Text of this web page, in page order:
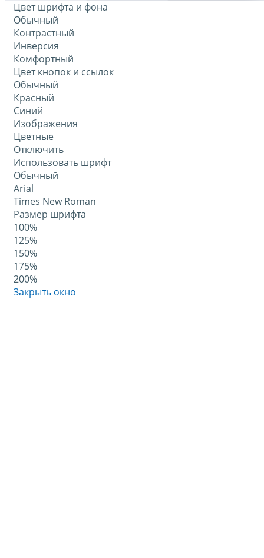
Цвет шрифта и фона
Обычный
Контрастный
Инверсия
Комфортный
Цвет кнопок и ссылок
Обычный
Красный
Синий
Изображения
Цветные
Отключить
Использовать шрифт
Обычный
Arial
Times New Roman
Размер шрифта
100%
125%
150%
175%
200%
Закрыть окно